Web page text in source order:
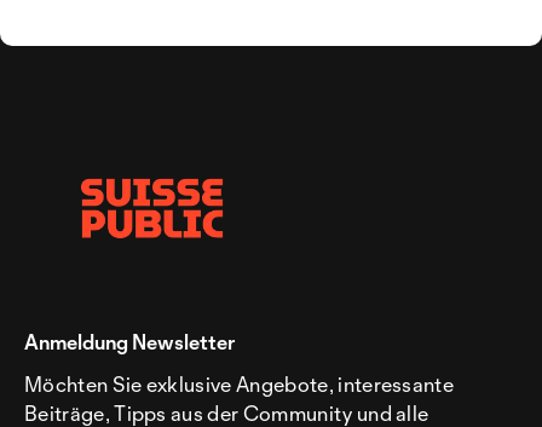
Anmeldung Newsletter
Möchten Sie exklusive Angebote, interessante
Beiträge, Tipps aus der Community und alle